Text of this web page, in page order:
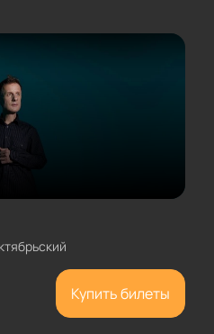
Купить билеты